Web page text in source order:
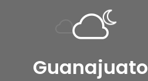
Guanajuato